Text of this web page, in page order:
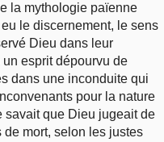
la mythologie païenne
le discernement, le sens
Dieu dans leur
esprit dépourvu de
dans une inconduite qui
pour la nature
que Dieu jugeait de
mort, selon les justes